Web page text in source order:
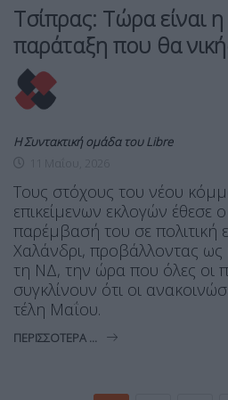
Τσίπρας: Τώρα είναι
παράταξη που θα
Η Συντακτική ομάδα του Libre
Τους στόχους του νέου
επικείμενων εκλογών έθεσε
παρέμβασή του σε πολιτική
Χαλάνδρι, προβάλλοντας ως
τη ΝΔ, την ώρα που όλες οι
συγκλίνουν ότι οι
τέλη Μαΐου.
ΠΕΡΙΣΣΌΤΕΡΑ ...